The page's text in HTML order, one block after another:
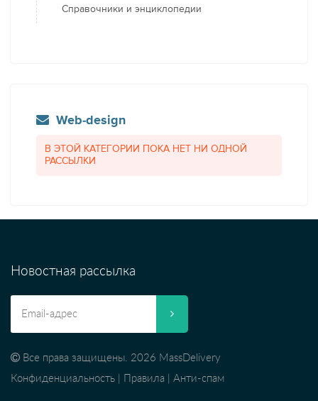
Справочники и энциклопедии
Web-design
В ЭТОЙ КАТЕГОРИИ ПОКА НЕТ НИ ОДНОЙ
РАССЫЛКИ
Новостная рассылка
Все права защищены. 2026 MassDelivery
Конфиденциальность
Правила Анти-спам